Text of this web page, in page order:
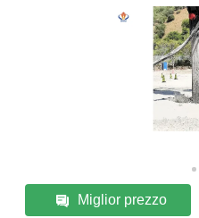
Miglior prezzo